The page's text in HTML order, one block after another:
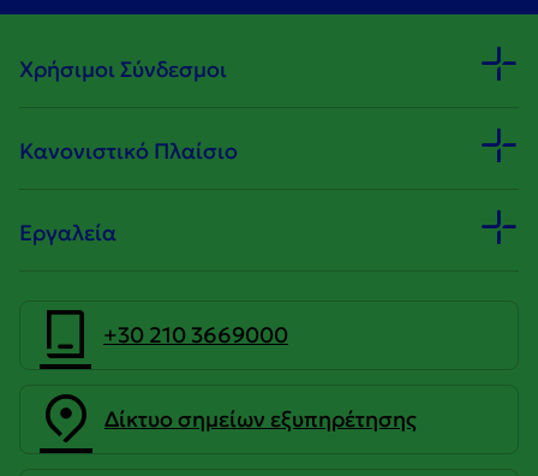
Χρήσιμοι Σύνδεσμοι
Κανονιστικό Πλαίσιο
Εργαλεία
+30 210 3669000
Δίκτυο σημείων εξυπηρέτησης